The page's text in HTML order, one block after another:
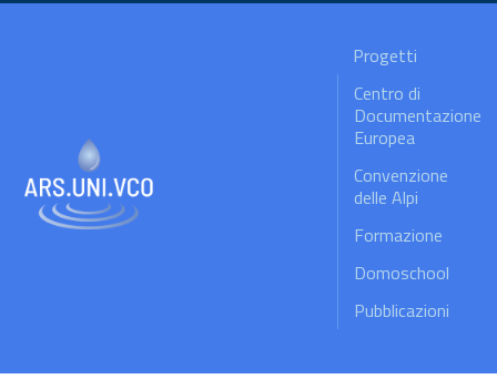
Progetti
Centro di
Documentazione
Europea
Convenzione
delle Alpi
Formazione
Domoschool
Pubblicazioni